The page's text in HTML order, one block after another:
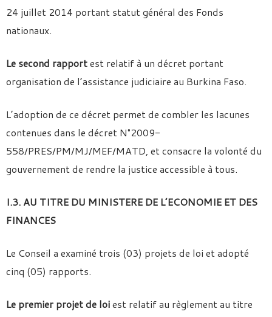
24 juillet 2014 portant statut général des Fonds
nationaux.
Le second rapportest relatif à un décret portant
organisation de l’assistance judiciaire au Burkina Faso.
L’adoption de ce décret permet de combler les lacunes
contenues dans le décret N°2009-
558/PRES/PM/MJ/MEF/MATD, et consacre la volonté du
gouvernement de rendre la justice accessible à tous.
I.3. AU TITRE DU MINISTERE DE L’ECONOMIE ET DES
FINANCES
Le Conseil a examiné trois (03) projets de loi et adopté
cinq (05) rapports.
Le premier projet de loiest relatif au règlement au titre